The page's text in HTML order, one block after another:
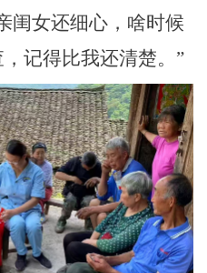
闺女还细心，啥时候
记得比我还清楚。”